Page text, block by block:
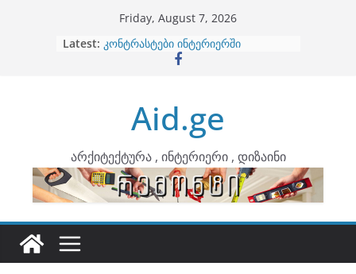
Friday, August 7, 2026
Latest: ბინების გაერთიანება
კონტრასტები ინტერიერში
ინტერიერის დიზიანი
არტემიდი წარმოგიდგენთ
Aid.ge
არქიტექტურა , ინტერიერი , დიზაინი